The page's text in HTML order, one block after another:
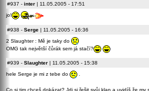
#937 - inter | 11.05.2005 - 17:51
jo!
#938 - Serge | 11.05.2005 - 16:36
2 Slaughter : Mě je taky do
OMG tak největší čůrák sem já stačí?
#939 - Slaughter | 11.05.2005 - 15:38
hele Serge je mi z tebe do
.
Co si tim chceš dokázat? Jdi si řešit svůj klan a uvidíš že